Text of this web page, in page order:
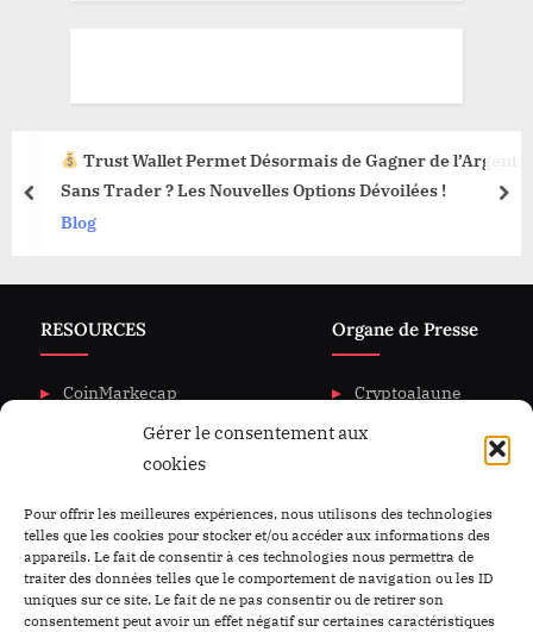
Gérer le consentement aux
cookies
Pour offrir les meilleures expériences, nous utilisons des technologies
telles que les cookies pour stocker et/ou accéder aux informations des
appareils. Le fait de consentir à ces technologies nous permettra de
traiter des données telles que le comportement de navigation ou les ID
uniques sur ce site. Le fait de ne pas consentir ou de retirer son
consentement peut avoir un effet négatif sur certaines caractéristiques
Trust Wallet Permet Désormais de Gagner de l’Argent
Sans Trader ? Les Nouvelles Options Dévoilées !
Blog
prev
RESOURCES
CoinMarkecap
CoinGecKo
Intigration & API
Privacy & policy
Organe de Presse
Cryptoalaune
A propos de nous
Nous Contacter